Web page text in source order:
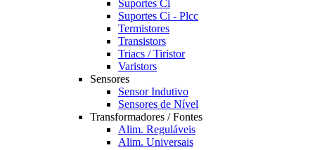
Suportes Ci
Suportes Ci - Plcc
Termistores
Transistors
Triacs / Tiristor
Varistors
Sensores
Sensor Indutivo
Sensores de Nível
Transformadores / Fontes
Alim. Reguláveis
Alim. Universais